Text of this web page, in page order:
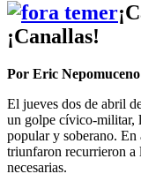
¡Canallas!
Por Eric Nepomuceno
El jueves dos de abril
un golpe cívico-militar,
popular y soberano. En
triunfaron recurrieron a
necesarias.